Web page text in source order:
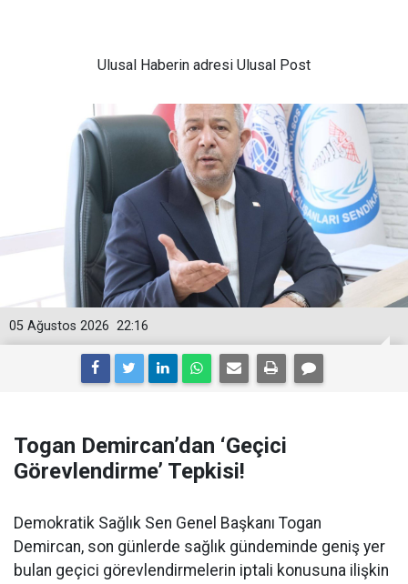
Ulusal Haberin adresi Ulusal Post
22:16
05 Ağustos 2026
Togan Demircan’dan ‘Geçici
Görevlendirme’ Tepkisi!
Demokratik Sağlık Sen Genel Başkanı Togan
Demircan, son günlerde sağlık gündeminde geniş yer
bulan geçici görevlendirmelerin iptali konusuna ilişkin